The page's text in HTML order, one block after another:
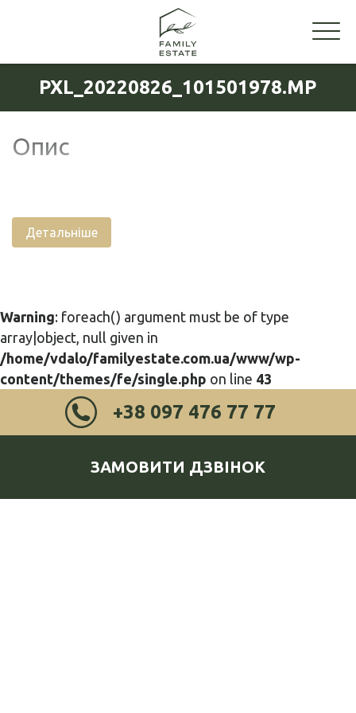
PXL_20220826_101501978.MP
Опис
Детальніше
Warning: foreach() argument must be of type
array|object, null given in
/home/vdalo/familyestate.com.ua/www/wp-
content/themes/fe/single.php on line 43
+38 097 476 77 77
ЗАМОВИТИ ДЗВІНОК